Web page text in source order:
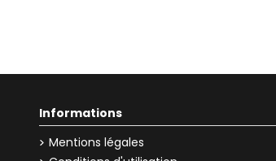
Informations
Mentions légales